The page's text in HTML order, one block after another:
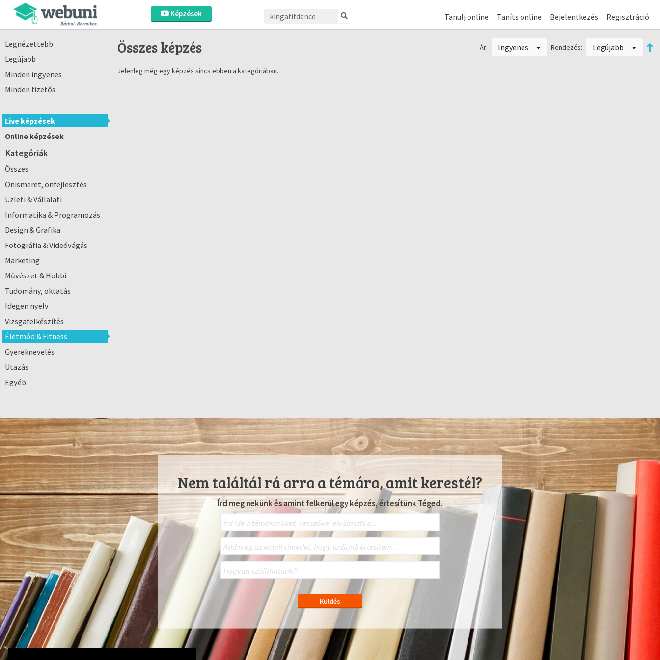
Képzések Tanulj online Taníts online Bejelentkezés Regisztráció
Legnézettebb
Legújabb
Minden ingyenes
Minden fizetős
Live képzések
Online képzések
Kategóriák
Összes
Önismeret, önfejlesztés
Üzleti & Vállalati
Informatika & Programozás
Design & Grafika
Fotográfia & Videóvágás
Marketing
Művészet & Hobbi
Tudomány, oktatás
Idegen nyelv
Vizsgafelkészítés
Életmód & Fitness
Gyereknevelés
Utazás
Egyéb
Összes képzés Ár: Ingyenes Rendezés: Legújabb
Jelenleg még egy képzés sincs ebben a kategóriában.
Nem találtál rá arra a témára, amit kerestél?
Írd meg nekünk és amint felkerül egy képzés, értesítünk Téged.